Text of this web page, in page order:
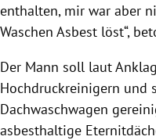
enthalten, mir war aber
Waschen Asbest löst“,
Der Mann soll laut
Hochdruckreinigern und
Dachwaschwagen
asbesthaltige